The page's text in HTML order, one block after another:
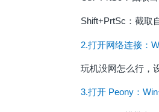
Shift+PrtSc：截取
2.打开网络连接：
玩机没网怎么行，
3.打开 Peony：